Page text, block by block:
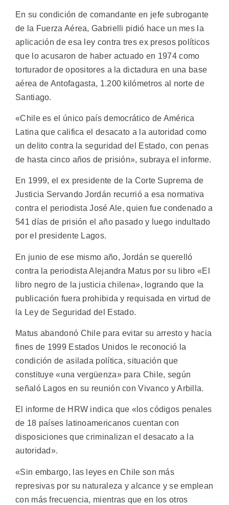
En su condición de comandante en jefe subrogante
de la Fuerza Aérea, Gabrielli pidió hace un mes la
aplicación de esa ley contra tres ex presos políticos
que lo acusaron de haber actuado en 1974 como
torturador de opositores a la dictadura en una base
aérea de Antofagasta, 1.200 kilómetros al norte de
Santiago.
«Chile es el único país democrático de América
Latina que califica el desacato a la autoridad como
un delito contra la seguridad del Estado, con penas
de hasta cinco años de prisión», subraya el informe.
En 1999, el ex presidente de la Corte Suprema de
Justicia Servando Jordán recurrió a esa normativa
contra el periodista José Ale, quien fue condenado a
541 días de prisión el año pasado y luego indultado
por el presidente Lagos.
En junio de ese mismo año, Jordán se querelló
contra la periodista Alejandra Matus por su libro «El
libro negro de la justicia chilena», logrando que la
publicación fuera prohibida y requisada en virtud de
la Ley de Seguridad del Estado.
Matus abandonó Chile para evitar su arresto y hacia
fines de 1999 Estados Unidos le reconoció la
condición de asilada política, situación que
constituye «una vergüenza» para Chile, según
señaló Lagos en su reunión con Vivanco y Arbilla.
El informe de HRW indica que «los códigos penales
de 18 países latinoamericanos cuentan con
disposiciones que criminalizan el desacato a la
autoridad».
«Sin embargo, las leyes en Chile son más
represivas por su naturaleza y alcance y se emplean
con más frecuencia, mientras que en los otros